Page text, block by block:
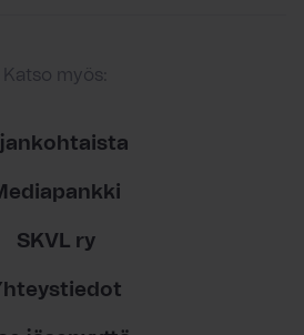
Katso myös:
SKVL ry